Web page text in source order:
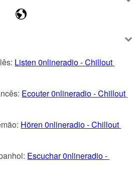
Listen 0nlineradio - Chillout
Ecouter 0nlineradio - Chillout
Hören 0nlineradio - Chillout
Escuchar 0nlineradio -